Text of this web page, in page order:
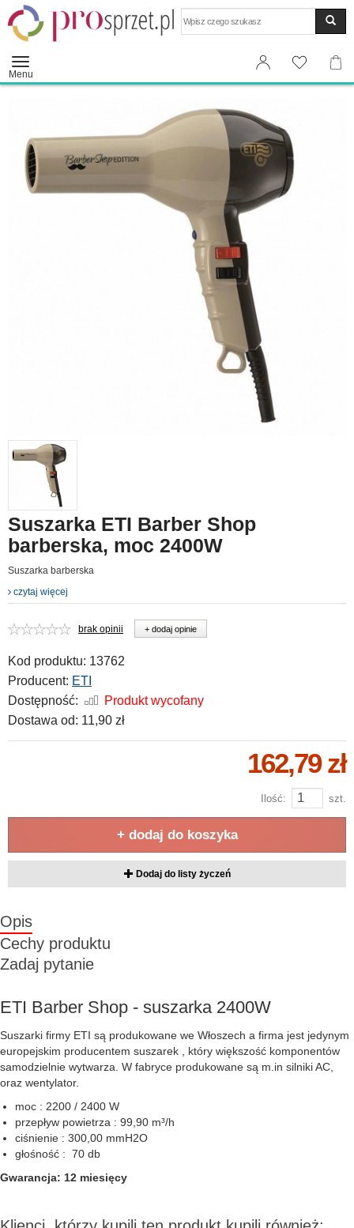
Menu
Suszarka ETI Barber Shop
barberska, moc 2400W
Suszarka barberska
czytaj więcej
brak opinii + dodaj opinie
Kod produktu: 13762
Producent: ETI
Dostępność:
Produkt wycofany
Dostawa od: 11,90 zł
162,79 zł
Ilość: szt.
+ dodaj do koszyka
Dodaj do listy życzeń
Opis
Cechy produktu
Zadaj pytanie
ETI Barber Shop - suszarka 2400W
Suszarki firmy ETI są produkowane we Włoszech a firma jest jedynym
europejskim producentem suszarek , który większość komponentów
samodzielnie wytwarza. W fabryce produkowane są m.in silniki AC,
oraz wentylator.
moc : 2200 / 2400 W
przepływ powietrza : 99,90 m³/h
ciśnienie : 300,00 mmH2O
głośność : 70 db
Gwarancja: 12 miesięcy